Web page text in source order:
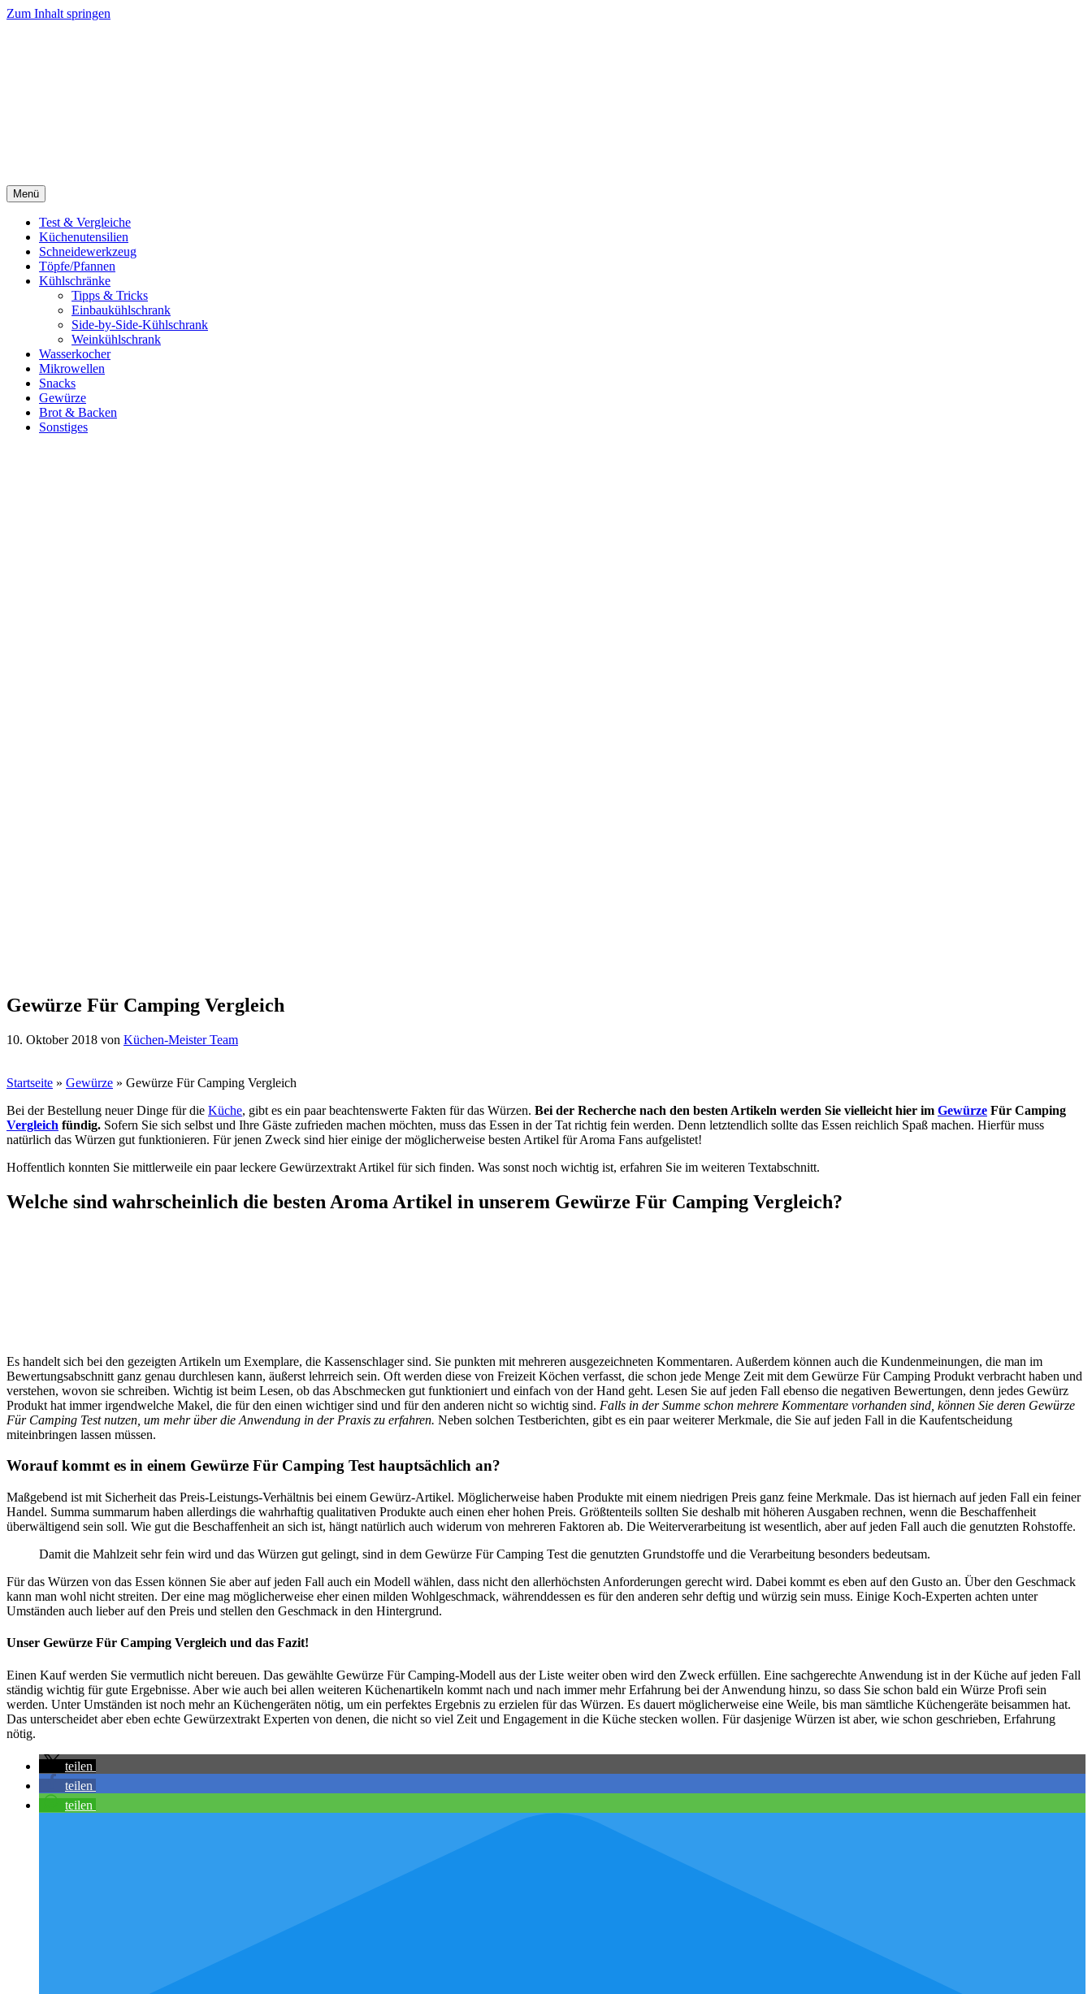
Zum Inhalt springen
Menü
Test & Vergleiche
Küchenutensilien
Schneidewerkzeug
Töpfe/Pfannen
Kühlschränke
Tipps & Tricks
Einbaukühlschrank
Side-by-Side-Kühlschrank
Weinkühlschrank
Wasserkocher
Mikrowellen
Snacks
Gewürze
Brot & Backen
Sonstiges
Gewürze Für Camping Vergleich
10. Oktober 2018 von Küchen-Meister Team
Startseite » Gewürze » Gewürze Für Camping Vergleich
Bei der Bestellung neuer Dinge für die Küche, gibt es ein paar beachtenswerte Fakten für das Würzen. Bei der Recherche nach den besten Artikeln werden Sie vielleicht hier im Gewürze Für Camping
Vergleich fündig. Sofern Sie sich selbst und Ihre Gäste zufrieden machen möchten, muss das Essen in der Tat richtig fein werden. Denn letztendlich sollte das Essen reichlich Spaß machen. Hierfür muss
natürlich das Würzen gut funktionieren. Für jenen Zweck sind hier einige der möglicherweise besten Artikel für Aroma Fans aufgelistet!
Hoffentlich konnten Sie mittlerweile ein paar leckere Gewürzextrakt Artikel für sich finden. Was sonst noch wichtig ist, erfahren Sie im weiteren Textabschnitt.
Welche sind wahrscheinlich die besten Aroma Artikel in unserem Gewürze Für Camping Vergleich?
Es handelt sich bei den gezeigten Artikeln um Exemplare, die Kassenschlager sind. Sie punkten mit mehreren ausgezeichneten Kommentaren. Außerdem können auch die Kundenmeinungen, die man im
Bewertungsabschnitt ganz genau durchlesen kann, äußerst lehrreich sein. Oft werden diese von Freizeit Köchen verfasst, die schon jede Menge Zeit mit dem Gewürze Für Camping Produkt verbracht haben und
verstehen, wovon sie schreiben. Wichtig ist beim Lesen, ob das Abschmecken gut funktioniert und einfach von der Hand geht. Lesen Sie auf jeden Fall ebenso die negativen Bewertungen, denn jedes Gewürz
Produkt hat immer irgendwelche Makel, die für den einen wichtiger sind und für den anderen nicht so wichtig sind. Falls in der Summe schon mehrere Kommentare vorhanden sind, können Sie deren Gewürze
Für Camping Test nutzen, um mehr über die Anwendung in der Praxis zu erfahren. Neben solchen Testberichten, gibt es ein paar weiterer Merkmale, die Sie auf jeden Fall in die Kaufentscheidung
miteinbringen lassen müssen.
Worauf kommt es in einem Gewürze Für Camping Test hauptsächlich an?
Maßgebend ist mit Sicherheit das Preis-Leistungs-Verhältnis bei einem Gewürz-Artikel. Möglicherweise haben Produkte mit einem niedrigen Preis ganz feine Merkmale. Das ist hiernach auf jeden Fall ein feiner
Handel. Summa summarum haben allerdings die wahrhaftig qualitativen Produkte auch einen eher hohen Preis. Größtenteils sollten Sie deshalb mit höheren Ausgaben rechnen, wenn die Beschaffenheit
überwältigend sein soll. Wie gut die Beschaffenheit an sich ist, hängt natürlich auch widerum von mehreren Faktoren ab. Die Weiterverarbeitung ist wesentlich, aber auf jeden Fall auch die genutzten Rohstoffe.
Damit die Mahlzeit sehr fein wird und das Würzen gut gelingt, sind in dem Gewürze Für Camping Test die genutzten Grundstoffe und die Verarbeitung besonders bedeutsam.
Für das Würzen von das Essen können Sie aber auf jeden Fall auch ein Modell wählen, dass nicht den allerhöchsten Anforderungen gerecht wird. Dabei kommt es eben auf den Gusto an. Über den Geschmack
kann man wohl nicht streiten. Der eine mag möglicherweise eher einen milden Wohlgeschmack, währenddessen es für den anderen sehr deftig und würzig sein muss. Einige Koch-Experten achten unter
Umständen auch lieber auf den Preis und stellen den Geschmack in den Hintergrund.
Unser Gewürze Für Camping Vergleich und das Fazit!
Einen Kauf werden Sie vermutlich nicht bereuen. Das gewählte Gewürze Für Camping-Modell aus der Liste weiter oben wird den Zweck erfüllen. Eine sachgerechte Anwendung ist in der Küche auf jeden Fall
ständig wichtig für gute Ergebnisse. Aber wie auch bei allen weiteren Küchenartikeln kommt nach und nach immer mehr Erfahrung bei der Anwendung hinzu, so dass Sie schon bald ein Würze Profi sein
werden. Unter Umständen ist noch mehr an Küchengeräten nötig, um ein perfektes Ergebnis zu erzielen für das Würzen. Es dauert möglicherweise eine Weile, bis man sämtliche Küchengeräte beisammen hat.
Das unterscheidet aber eben echte Gewürzextrakt Experten von denen, die nicht so viel Zeit und Engagement in die Küche stecken wollen. Für dasjenige Würzen ist aber, wie schon geschrieben, Erfahrung
nötig.
teilen
teilen
teilen